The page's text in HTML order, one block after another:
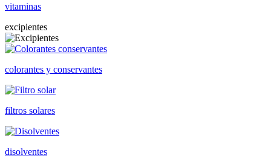
vitaminas
excipientes
colorantes y conservantes
filtros solares
disolventes